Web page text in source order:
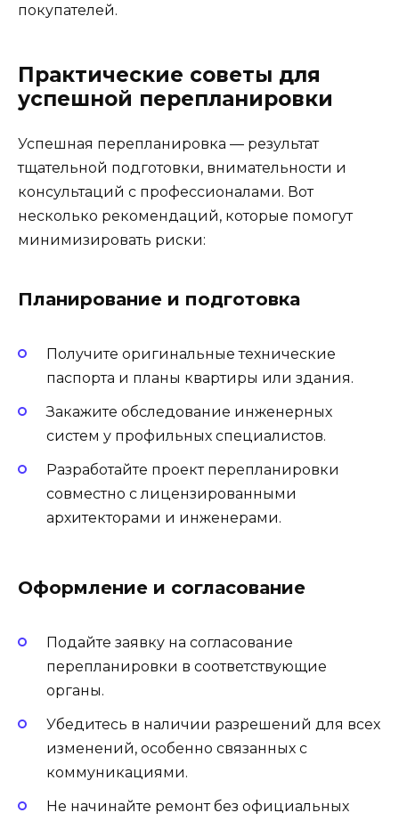
покупателей.
Практические советы для
успешной перепланировки
Успешная перепланировка — результат
тщательной подготовки, внимательности и
консультаций с профессионалами. Вот
несколько рекомендаций, которые помогут
минимизировать риски:
Планирование и подготовка
Получите оригинальные технические
паспорта и планы квартиры или здания.
Закажите обследование инженерных
систем у профильных специалистов.
Разработайте проект перепланировки
совместно с лицензированными
архитекторами и инженерами.
Оформление и согласование
Подайте заявку на согласование
перепланировки в соответствующие
органы.
Убедитесь в наличии разрешений для всех
изменений, особенно связанных с
коммуникациями.
Не начинайте ремонт без официальных